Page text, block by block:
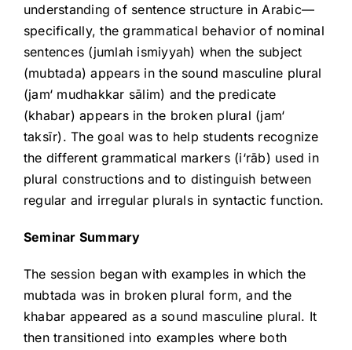
understanding of sentence structure in Arabic—
specifically, the grammatical behavior of nominal
sentences (jumlah ismiyyah) when the subject
(mubtada) appears in the sound masculine plural
(jam‘ mudhakkar sālim) and the predicate
(khabar) appears in the broken plural (jam‘
taksīr). The goal was to help students recognize
the different grammatical markers (i‘rāb) used in
plural constructions and to distinguish between
regular and irregular plurals in syntactic function.
Seminar Summary
The session began with examples in which the
mubtada was in broken plural form, and the
khabar appeared as a sound masculine plural. It
then transitioned into examples where both